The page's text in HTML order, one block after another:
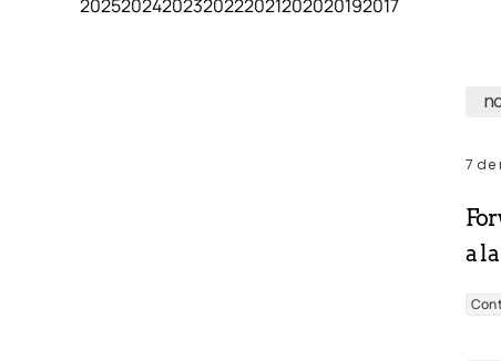
20252024202320222021202020192017
7 de
a